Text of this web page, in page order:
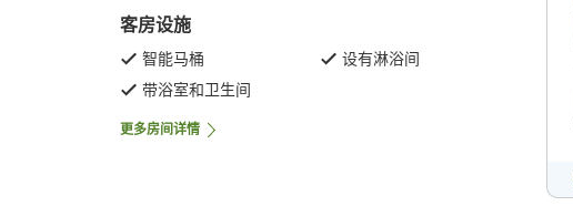
客房设施
智能马桶
设有淋浴间
带浴室和卫生间
更多房间详情